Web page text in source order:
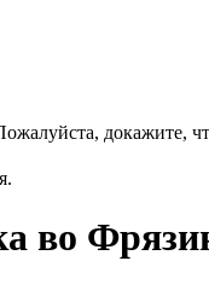
докажите,
во